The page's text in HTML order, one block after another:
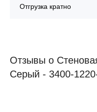
Отгрузка кратно
Отзывы о
Серый - 3400-